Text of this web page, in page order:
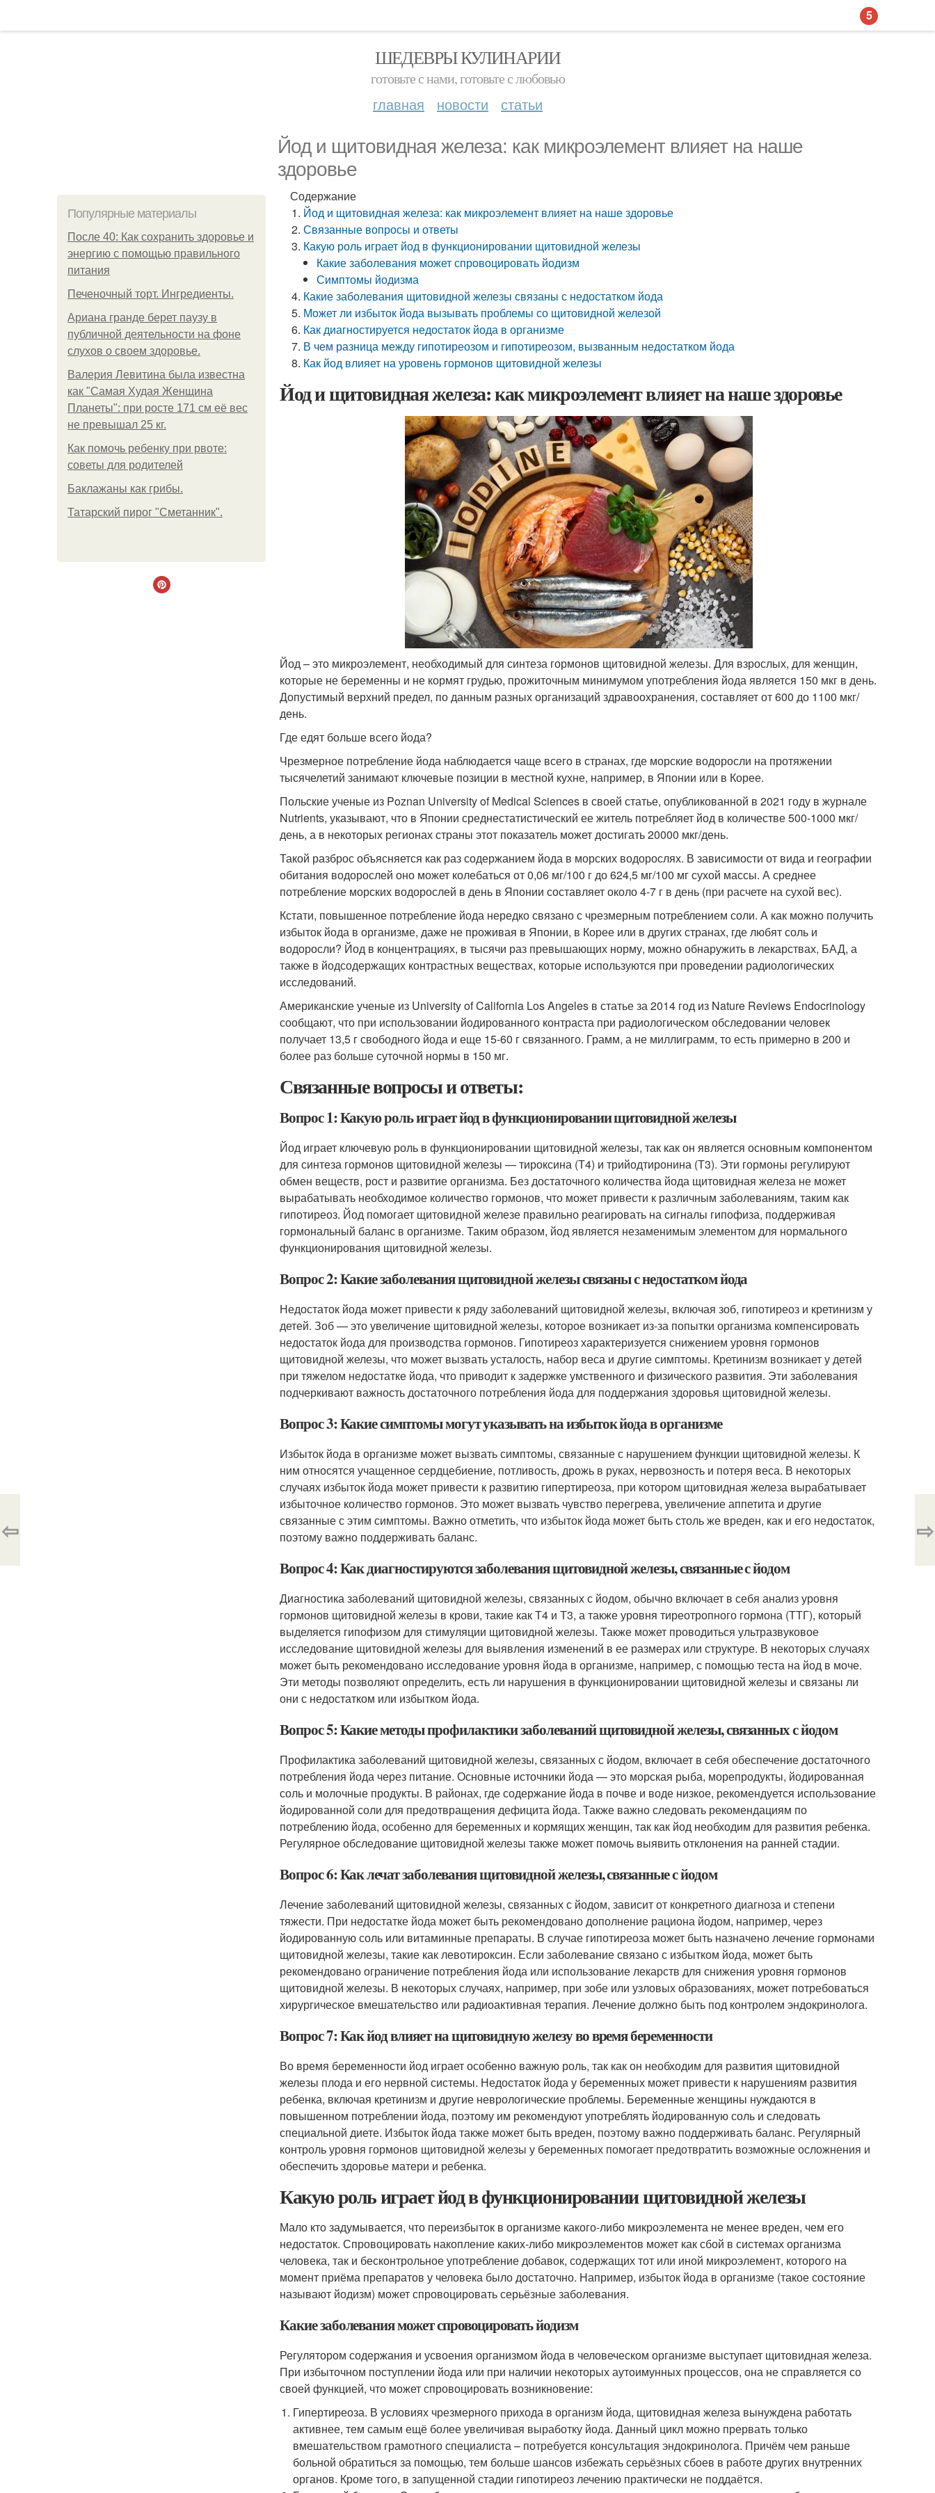
ШЕДЕВРЫ КУЛИНАРИИ
готовьте с нами, готовьте с любовью
главная новости статьи
Йод и щитовидная железа: как микроэлемент влияет на наше
здоровье
Популярные материалы
После 40: Как сохранить здоровье и
энергию с помощью правильного
питания
Печеночный торт. Ингредиенты.
Ариана гранде берет паузу в
публичной деятельности на фоне
слухов о своем здоровье.
Валерия Левитина была известна
как "Самая Худая Женщина
Планеты": при росте 171 см её вес
не превышал 25 кг.
Как помочь ребенку при рвоте:
советы для родителей
Баклажаны как грибы.
Татарский пирог "Сметанник".
Содержание
Йод и щитовидная железа: как микроэлемент влияет на наше здоровье
Связанные вопросы и ответы
Какую роль играет йод в функционировании щитовидной железы
Какие заболевания может спровоцировать йодизм
Симптомы йодизма
Какие заболевания щитовидной железы связаны с недостатком йода
Может ли избыток йода вызывать проблемы со щитовидной железой
Как диагностируется недостаток йода в организме
В чем разница между гипотиреозом и гипотиреозом, вызванным недостатком йода
Как йод влияет на уровень гормонов щитовидной железы
Йод и щитовидная железа: как микроэлемент влияет на наше здоровье
Йод – это микроэлемент, необходимый для синтеза гормонов щитовидной железы. Для взрослых, для женщин,
которые не беременны и не кормят грудью, прожиточным минимумом употребления йода является 150 мкг в день.
Допустимый верхний предел, по данным разных организаций здравоохранения, составляет от 600 до 1100 мкг/
день.
Где едят больше всего йода?
Чрезмерное потребление йода наблюдается чаще всего в странах, где морские водоросли на протяжении
тысячелетий занимают ключевые позиции в местной кухне, например, в Японии или в Корее.
Польские ученые из Poznan University of Medical Sciences в своей статье, опубликованной в 2021 году в журнале
Nutrients, указывают, что в Японии среднестатистический ее житель потребляет йод в количестве 500-1000 мкг/
день, а в некоторых регионах страны этот показатель может достигать 20000 мкг/день.
Такой разброс объясняется как раз содержанием йода в морских водорослях. В зависимости от вида и географии
обитания водорослей оно может колебаться от 0,06 мг/100 г до 624,5 мг/100 мг сухой массы. А среднее
потребление морских водорослей в день в Японии составляет около 4-7 г в день (при расчете на сухой вес).
Кстати, повышенное потребление йода нередко связано с чрезмерным потреблением соли. А как можно получить
избыток йода в организме, даже не проживая в Японии, в Корее или в других странах, где любят соль и
водоросли? Йод в концентрациях, в тысячи раз превышающих норму, можно обнаружить в лекарствах, БАД, а
также в йодсодержащих контрастных веществах, которые используются при проведении радиологических
исследований.
Американские ученые из University of California Los Angeles в статье за 2014 год из Nature Reviews Endocrinology
сообщают, что при использовании йодированного контраста при радиологическом обследовании человек
получает 13,5 г свободного йода и еще 15-60 г связанного. Грамм, а не миллиграмм, то есть примерно в 200 и
более раз больше суточной нормы в 150 мг.
Связанные вопросы и ответы:
Вопрос 1: Какую роль играет йод в функционировании щитовидной железы
Йод играет ключевую роль в функционировании щитовидной железы, так как он является основным компонентом
для синтеза гормонов щитовидной железы — тироксина (Т4) и трийодтиронина (Т3). Эти гормоны регулируют
обмен веществ, рост и развитие организма. Без достаточного количества йода щитовидная железа не может
вырабатывать необходимое количество гормонов, что может привести к различным заболеваниям, таким как
гипотиреоз. Йод помогает щитовидной железе правильно реагировать на сигналы гипофиза, поддерживая
гормональный баланс в организме. Таким образом, йод является незаменимым элементом для нормального
функционирования щитовидной железы.
Вопрос 2: Какие заболевания щитовидной железы связаны с недостатком йода
Недостаток йода может привести к ряду заболеваний щитовидной железы, включая зоб, гипотиреоз и кретинизм у
детей. Зоб — это увеличение щитовидной железы, которое возникает из-за попытки организма компенсировать
недостаток йода для производства гормонов. Гипотиреоз характеризуется снижением уровня гормонов
щитовидной железы, что может вызвать усталость, набор веса и другие симптомы. Кретинизм возникает у детей
при тяжелом недостатке йода, что приводит к задержке умственного и физического развития. Эти заболевания
подчеркивают важность достаточного потребления йода для поддержания здоровья щитовидной железы.
Вопрос 3: Какие симптомы могут указывать на избыток йода в организме
Избыток йода в организме может вызвать симптомы, связанные с нарушением функции щитовидной железы. К
ним относятся учащенное сердцебиение, потливость, дрожь в руках, нервозность и потеря веса. В некоторых
случаях избыток йода может привести к развитию гипертиреоза, при котором щитовидная железа вырабатывает
избыточное количество гормонов. Это может вызвать чувство перегрева, увеличение аппетита и другие
связанные с этим симптомы. Важно отметить, что избыток йода может быть столь же вреден, как и его недостаток,
поэтому важно поддерживать баланс.
Вопрос 4: Как диагностируются заболевания щитовидной железы, связанные с йодом
Диагностика заболеваний щитовидной железы, связанных с йодом, обычно включает в себя анализ уровня
гормонов щитовидной железы в крови, такие как Т4 и Т3, а также уровня тиреотропного гормона (ТТГ), который
выделяется гипофизом для стимуляции щитовидной железы. Также может проводиться ультразвуковое
исследование щитовидной железы для выявления изменений в ее размерах или структуре. В некоторых случаях
может быть рекомендовано исследование уровня йода в организме, например, с помощью теста на йод в моче.
Эти методы позволяют определить, есть ли нарушения в функционировании щитовидной железы и связаны ли
они с недостатком или избытком йода.
Вопрос 5: Какие методы профилактики заболеваний щитовидной железы, связанных с йодом
Профилактика заболеваний щитовидной железы, связанных с йодом, включает в себя обеспечение достаточного
потребления йода через питание. Основные источники йода — это морская рыба, морепродукты, йодированная
соль и молочные продукты. В районах, где содержание йода в почве и воде низкое, рекомендуется использование
йодированной соли для предотвращения дефицита йода. Также важно следовать рекомендациям по
потреблению йода, особенно для беременных и кормящих женщин, так как йод необходим для развития ребенка.
Регулярное обследование щитовидной железы также может помочь выявить отклонения на ранней стадии.
Вопрос 6: Как лечат заболевания щитовидной железы, связанные с йодом
Лечение заболеваний щитовидной железы, связанных с йодом, зависит от конкретного диагноза и степени
тяжести. При недостатке йода может быть рекомендовано дополнение рациона йодом, например, через
йодированную соль или витаминные препараты. В случае гипотиреоза может быть назначено лечение гормонами
щитовидной железы, такие как левотироксин. Если заболевание связано с избытком йода, может быть
рекомендовано ограничение потребления йода или использование лекарств для снижения уровня гормонов
щитовидной железы. В некоторых случаях, например, при зобе или узловых образованиях, может потребоваться
хирургическое вмешательство или радиоактивная терапия. Лечение должно быть под контролем эндокринолога.
Вопрос 7: Как йод влияет на щитовидную железу во время беременности
Во время беременности йод играет особенно важную роль, так как он необходим для развития щитовидной
железы плода и его нервной системы. Недостаток йода у беременных может привести к нарушениям развития
ребенка, включая кретинизм и другие неврологические проблемы. Беременные женщины нуждаются в
повышенном потреблении йода, поэтому им рекомендуют употреблять йодированную соль и следовать
специальной диете. Избыток йода также может быть вреден, поэтому важно поддерживать баланс. Регулярный
контроль уровня гормонов щитовидной железы у беременных помогает предотвратить возможные осложнения и
обеспечить здоровье матери и ребенка.
Какую роль играет йод в функционировании щитовидной железы
Мало кто задумывается, что переизбыток в организме какого-либо микроэлемента не менее вреден, чем его
недостаток. Спровоцировать накопление каких-либо микроэлементов может как сбой в системах организма
человека, так и бесконтрольное употребление добавок, содержащих тот или иной микроэлемент, которого на
момент приёма препаратов у человека было достаточно. Например, избыток йода в организме (такое состояние
называют йодизм) может спровоцировать серьёзные заболевания.
Какие заболевания может спровоцировать йодизм
Регулятором содержания и усвоения организмом йода в человеческом организме выступает щитовидная железа.
При избыточном поступлении йода или при наличии некоторых аутоимунных процессов, она не справляется со
своей функцией, что может спровоцировать возникновение:
Гипертиреоза. В условиях чрезмерного прихода в организм йода, щитовидная железа вынуждена работать
активнее, тем самым ещё более увеличивая выработку йода. Данный цикл можно прервать только
вмешательством грамотного специалиста – потребуется консультация эндокринолога. Причём чем раньше
больной обратиться за помощью, тем больше шансов избежать серьёзных сбоев в работе других внутренних
органов. Кроме того, в запущенной стадии гипотиреоз лечению практически не поддаётся.
⇦ ⇨
5